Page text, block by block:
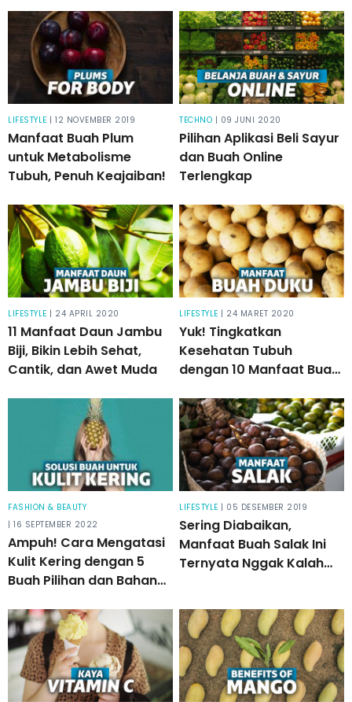
LIFESTYLE | 12 NOVEMBER 2019
Manfaat Buah Plum
untuk Metabolisme
Tubuh, Penuh Keajaiban!
TECHNO | 09 JUNI 2020
Pilihan Aplikasi Beli Sayur
dan Buah Online
Terlengkap
LIFESTYLE | 24 APRIL 2020
11 Manfaat Daun Jambu
Biji, Bikin Lebih Sehat,
Cantik, dan Awet Muda
LIFESTYLE | 24 MARET 2020
Yuk! Tingkatkan
Kesehatan Tubuh
dengan 10 Manfaat Buah
FASHION & BEAUTY
| 16 SEPTEMBER 2022
Ampuh! Cara Mengatasi
Kulit Kering dengan 5
Buah Pilihan dan Bahan
LIFESTYLE | 05 DESEMBER 2019
Sering Diabaikan,
Manfaat Buah Salak Ini
Ternyata Nggak Kalah